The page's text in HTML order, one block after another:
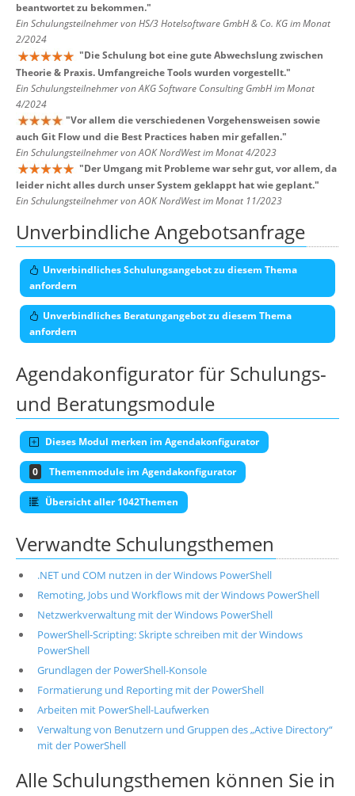
beantwortet zu bekommen."
Ein Schulungsteilnehmer von HS/3 Hotelsoftware GmbH & Co. KG im Monat
2/2024
"Die Schulung bot eine gute Abwechslung zwischen
Theorie & Praxis. Umfangreiche Tools wurden vorgestellt."
Ein Schulungsteilnehmer von AKG Software Consulting GmbH im Monat
4/2024
"Vor allem die verschiedenen Vorgehensweisen sowie
auch Git Flow und die Best Practices haben mir gefallen."
Ein Schulungsteilnehmer von AOK NordWest im Monat 4/2023
"Der Umgang mit Probleme war sehr gut, vor allem, da
leider nicht alles durch unser System geklappt hat wie geplant."
Ein Schulungsteilnehmer von AOK NordWest im Monat 11/2023
Unverbindliche Angebotsanfrage
Unverbindliches Schulungsangebot zu diesem Thema
anfordern
Unverbindliches Beratungangebot zu diesem Thema
anfordern
Agendakonfigurator für Schulungs-
und Beratungsmodule
Dieses Modul merken im Agendakonfigurator
0 Themenmodule im Agendakonfigurator
Übersicht aller 1042Themen
Verwandte Schulungsthemen
.NET und COM nutzen in der Windows PowerShell
Remoting, Jobs und Workflows mit der Windows PowerShell
Netzwerkverwaltung mit der Windows PowerShell
PowerShell-Scripting: Skripte schreiben mit der Windows
PowerShell
Grundlagen der PowerShell-Konsole
Formatierung und Reporting mit der PowerShell
Arbeiten mit PowerShell-Laufwerken
Verwaltung von Benutzern und Gruppen des „Active Directory“
mit der PowerShell
Alle Schulungsthemen können Sie in